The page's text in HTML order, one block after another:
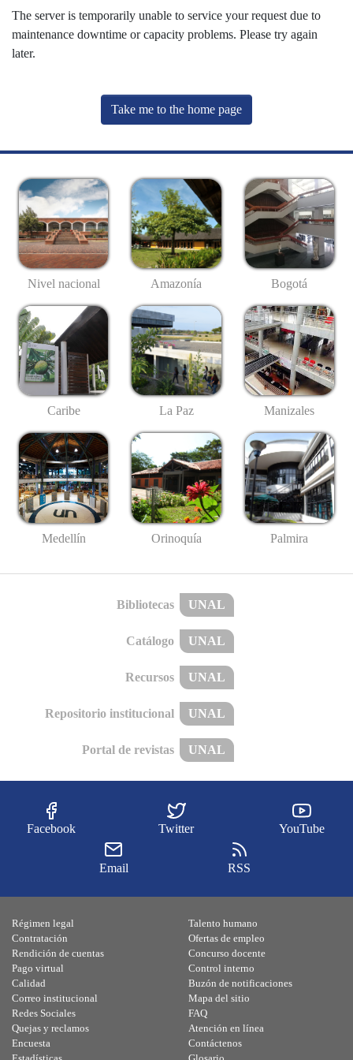
The server is temporarily unable to service your request due to
maintenance downtime or capacity problems. Please try again
later.
Take me to the home page
Nivel nacional Amazonía Bogotá
Caribe La Paz Manizales
Medellín Orinoquía Palmira
Bibliotecas UNAL
Catálogo UNAL
Recursos UNAL
Repositorio institucional UNAL
Portal de revistas UNAL
Facebook Twitter YouTube
Email RSS
Régimen legal
Contratación
Rendición de cuentas
Pago virtual
Calidad
Talento humano
Ofertas de empleo
Concurso docente
Control interno
Buzón de notificaciones
Correo institucional
Redes Sociales
Quejas y reclamos
Encuesta
Mapa del sitio
FAQ
Atención en línea
Contáctenos